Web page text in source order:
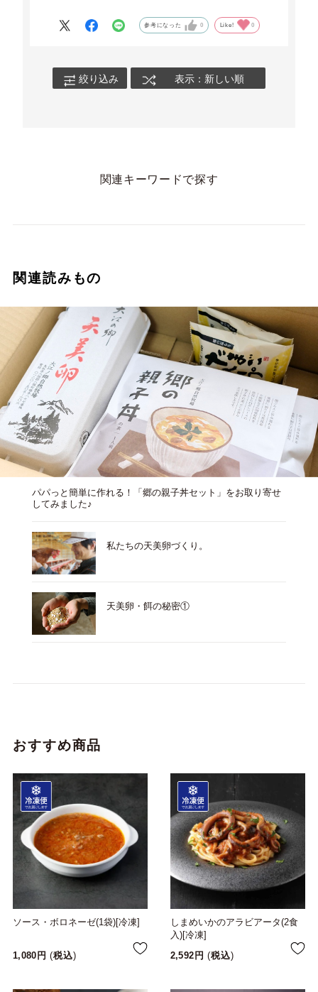
耐熱ボウルに鶏肉、割り下、かるく溶いた卵1個
②残りの卵を加え再加熱
る程度です。この後ちょうどよい加減になるの
③盛り付け
丼に盛ったご飯にかけたら、完成！
（盛り付けは、お好みで三つ葉やネギ等をトッピ
ングしても◎）
ふわ～っと広がる出汁の香り、鶏肉の硬すぎずも
噛み応えのある食感、そして天美卵の濃厚な味わ
いが、まさに“旨みに溢れた幸せな一杯”が完成。
忙しい方への応援ギフトに、またお祝いなどの特
別な日のメイン料理にもおすすめです！
参考になった 0 Like! 0
絞り込み 表示：新しい順
関連キーワードで探す
関連読みもの
パパっと簡単に作れる！「郷の親子丼セット」をお取り寄せ
してみました♪
私たちの天美卵づくり。
天美卵・餌の秘密①
おすすめ商品
ソース・ボロネーゼ(1袋)[冷凍]
1,080 税込
しまめいかのアラビアータ(2食
入)[冷凍]
2,592
税込